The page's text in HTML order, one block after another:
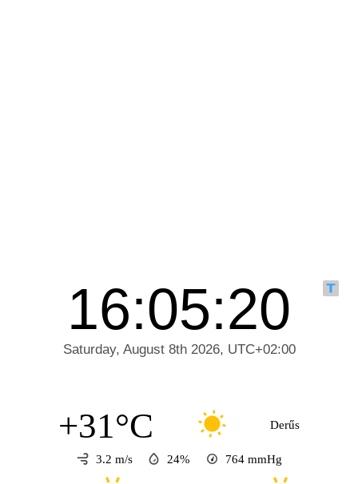
+31°C Derűs
3.2 m/s 24% 764 mmHg